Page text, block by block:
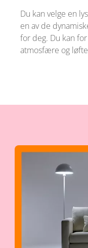
Du kan velge en
en av de
for deg. Du kan
atmosfære og